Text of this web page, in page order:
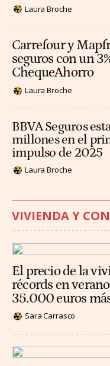
Laura Broche
Carrefour y
seguros con un
ChequeAhorro
Laura Broche
BBVA Seguros
millones en el
impulso de 2025
Laura Broche
VIVIENDA Y
El precio de la
récords en
35.000 euros
Sara Carrasco